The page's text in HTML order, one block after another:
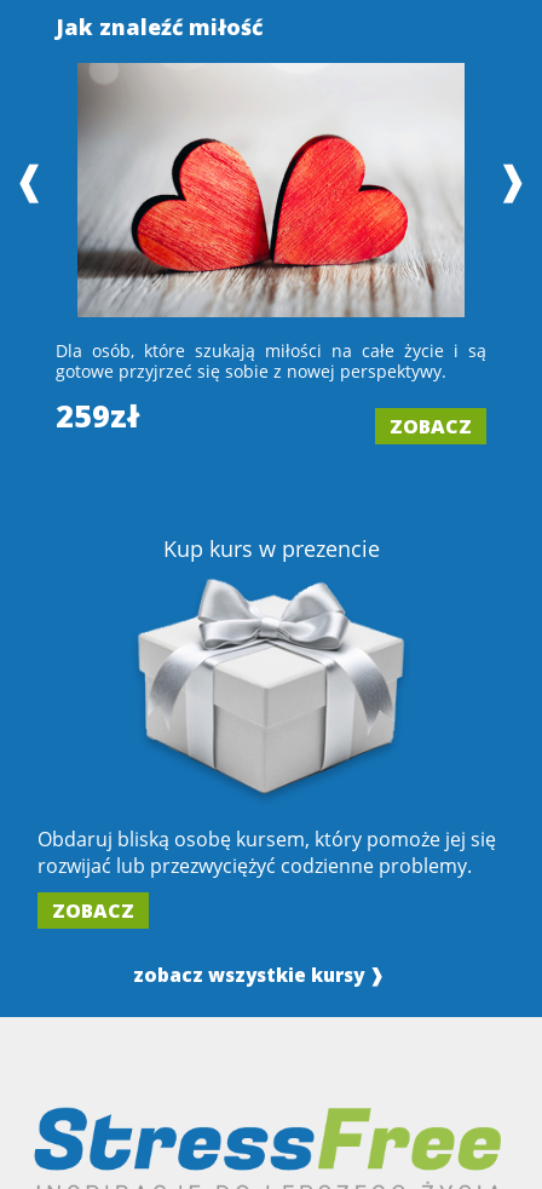
Jak znaleźć miłość
Dla osób, które szukają miłości na całe życie i są
gotowe przyjrzeć się sobie z nowej perspektywy.
259zł ZOBACZ
❰ ❱
Kup kurs w prezencie
Obdaruj bliską osobę kursem, który pomoże jej się
rozwijać lub przezwyciężyć codzienne problemy.
ZOBACZ
zobacz wszystkie kursy ❱